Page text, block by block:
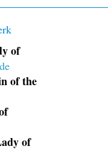
of
of the
of